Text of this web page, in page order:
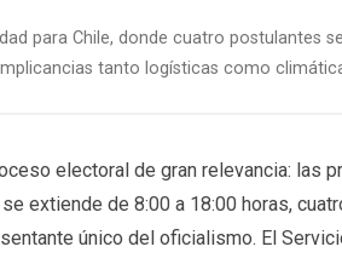
para Chile, donde cuatro postulantes
tanto logísticas como
electoral de gran relevancia: las
extiende de 8:00 a 18:00 horas,
único del oficialismo. El